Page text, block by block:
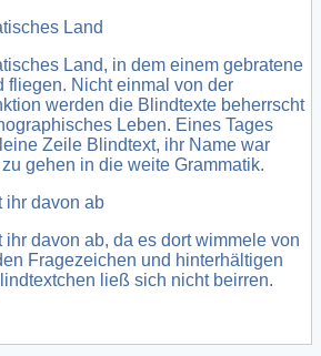
Land
Land, in dem einem gebratene
fliegen. Nicht einmal von der
werden die Blindtexte beherrscht
Leben. Eines Tages
Zeile Blindtext, ihr Name war
gehen in die weite Grammatik.
ihr davon ab
ihr davon ab, da es dort wimmele von
Fragezeichen und hinterhältigen
ließ sich nicht beirren.